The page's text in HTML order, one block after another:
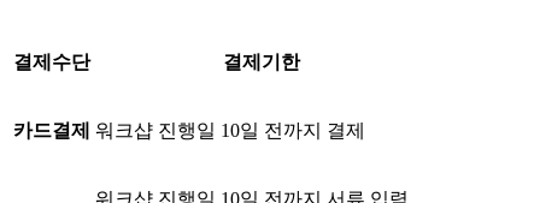
결제수단 결제기한
카드결제 워크샵 진행일 10일 전까지 결제
워크샵 진행일 10일 전까지 서류 입력